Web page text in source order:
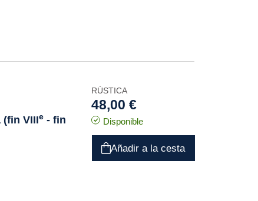
(fin VIIIe - fin
RÚSTICA
48,00 €
Disponible
Añadir a la cesta